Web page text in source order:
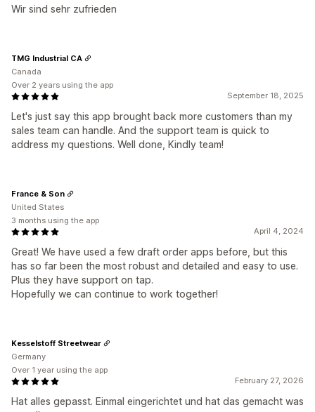
Wir sind sehr zufrieden
September 18, 2025
Let's just say this app brought back more customers than my
sales team can handle. And the support team is quick to
address my questions. Well done, Kindly team!
TMG Industrial CA
Canada
Over 2 years using the app
April 4, 2024
Great! We have used a few draft order apps before, but this
has so far been the most robust and detailed and easy to use.
Plus they have support on tap.
Hopefully we can continue to work together!
France & Son
United States
3 months using the app
February 27, 2026
Hat alles gepasst. Einmal eingerichtet und hat das gemacht was
Kesselstoff Streetwear
Germany
Over 1 year using the app